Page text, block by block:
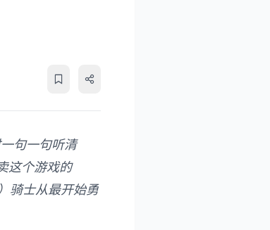
句一句听清
这个游戏的
骑士从最开始勇